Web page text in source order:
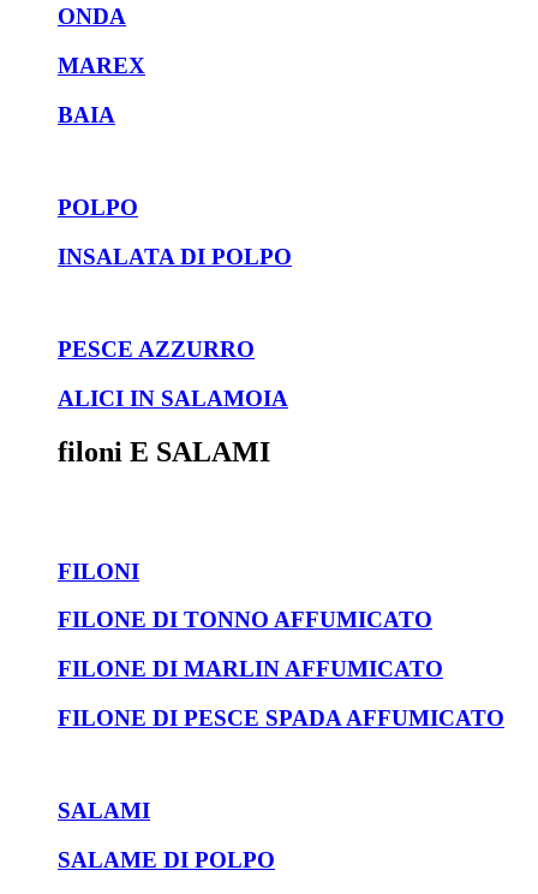
ONDA
MAREX
BAIA
POLPO
INSALATA DI POLPO
PESCE AZZURRO
ALICI IN SALAMOIA
filoni E SALAMI
FILONI
FILONE DI TONNO AFFUMICATO
FILONE DI MARLIN AFFUMICATO
FILONE DI PESCE SPADA AFFUMICATO
SALAMI
SALAME DI POLPO